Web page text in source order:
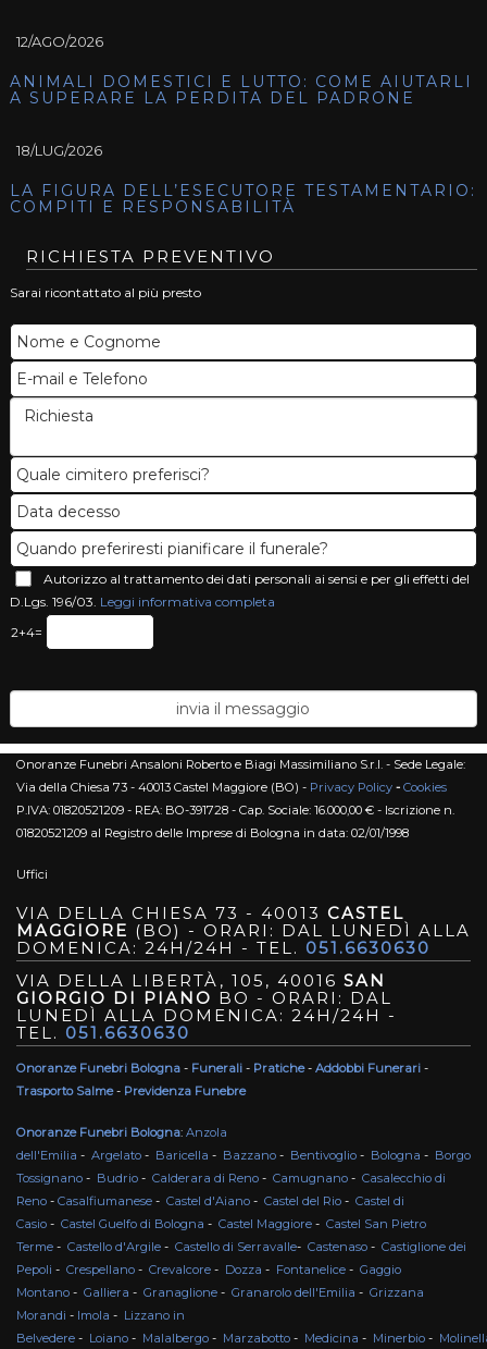
12/AGO/2026
ANIMALI DOMESTICI E LUTTO: COME AIUTARLI
A SUPERARE LA PERDITA DEL PADRONE
18/LUG/2026
LA FIGURA DELL’ESECUTORE TESTAMENTARIO:
COMPITI E RESPONSABILITÀ
RICHIESTA PREVENTIVO
Sarai ricontattato al più presto
Autorizzo al trattamento dei dati personali ai sensi e per gli effetti del
D.Lgs. 196/03. Leggi informativa completa
2+4=
Onoranze Funebri Ansaloni Roberto e Biagi Massimiliano S.r.l. - Sede Legale:
Via della Chiesa 73 - 40013 Castel Maggiore (BO) - Privacy Policy- Cookies
P.IVA: 01820521209 - REA: BO-391728 - Cap. Sociale: 16.000,00 € - Iscrizione n.
01820521209 al Registro delle Imprese di Bologna in data: 02/01/1998
Uffici
VIA DELLA CHIESA 73 - 40013 CASTEL
MAGGIORE (BO) - ORARI: DAL LUNEDÌ ALLA
DOMENICA: 24H/24H - TEL. 051.6630630
VIA DELLA LIBERTÀ, 105, 40016 SAN
GIORGIO DI PIANO BO - ORARI: DAL
LUNEDÌ ALLA DOMENICA: 24H/24H -
TEL. 051.6630630
Onoranze Funebri Bologna- Funerali- Pratiche- Addobbi Funerari-
Trasporto Salme- Previdenza Funebre
Onoranze Funebri Bologna: Anzola
dell'Emilia - Argelato- Baricella - Bazzano- Bentivoglio- Bologna - Borgo
Tossignano- Budrio- Calderara di Reno- Camugnano- Casalecchio di
Reno- Casalfiumanese- Castel d'Aiano- Castel del Rio- Castel di
Casio- Castel Guelfo di Bologna - Castel Maggiore- Castel San Pietro
Terme- Castello d'Argile- Castello di Serravalle- Castenaso- Castiglione dei
Pepoli - Crespellano- Crevalcore- Dozza - Fontanelice- Gaggio
Montano- Galliera - Granaglione- Granarolo dell'Emilia - Grizzana
Morandi - Imola - Lizzano in
Belvedere- Loiano- Malalbergo- Marzabotto- Medicina - Minerbio-